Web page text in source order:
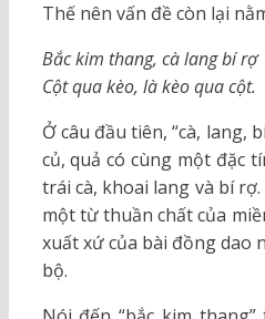
Thế nên vấn đề còn lại
Bắc kim thang, cà lang bí rợ
Cột qua kèo, là kèo qua cột.
Ở câu đầu tiên, “cà, lang,
củ, quả có cùng một đặc
trái cà, khoai lang và bí
một từ thuần chất của
xuất xứ của bài đồng dao
bộ.